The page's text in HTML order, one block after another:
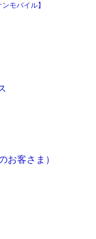
モバイル】
お客さま）